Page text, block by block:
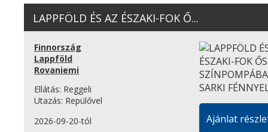
LAPPFÖLD ÉS AZ ÉSZAKI-FOK Ő...
Finnország
Lappföld
Rovaniemi
Ellátás: Reggeli
Utazás: Repülővel
2026-09-20-tól
Ajánlat